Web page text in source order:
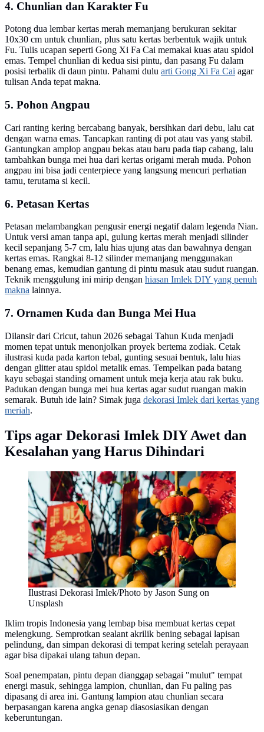
4. Chunlian dan Karakter Fu
Potong dua lembar kertas merah memanjang berukuran sekitar
10x30 cm untuk chunlian, plus satu kertas berbentuk wajik untuk
Fu. Tulis ucapan seperti Gong Xi Fa Cai memakai kuas atau spidol
emas. Tempel chunlian di kedua sisi pintu, dan pasang Fu dalam
posisi terbalik di daun pintu. Pahami dulu arti Gong Xi Fa Cai agar
tulisan Anda tepat makna.
5. Pohon Angpau
Cari ranting kering bercabang banyak, bersihkan dari debu, lalu cat
dengan warna emas. Tancapkan ranting di pot atau vas yang stabil.
Gantungkan amplop angpau bekas atau baru pada tiap cabang, lalu
tambahkan bunga mei hua dari kertas origami merah muda. Pohon
angpau ini bisa jadi centerpiece yang langsung mencuri perhatian
tamu, terutama si kecil.
6. Petasan Kertas
Petasan melambangkan pengusir energi negatif dalam legenda Nian.
Untuk versi aman tanpa api, gulung kertas merah menjadi silinder
kecil sepanjang 5-7 cm, lalu hias ujung atas dan bawahnya dengan
kertas emas. Rangkai 8-12 silinder memanjang menggunakan
benang emas, kemudian gantung di pintu masuk atau sudut ruangan.
Teknik menggulung ini mirip dengan hiasan Imlek DIY yang penuh
makna lainnya.
7. Ornamen Kuda dan Bunga Mei Hua
Dilansir dari Cricut, tahun 2026 sebagai Tahun Kuda menjadi
momen tepat untuk menonjolkan proyek bertema zodiak. Cetak
ilustrasi kuda pada karton tebal, gunting sesuai bentuk, lalu hias
dengan glitter atau spidol metalik emas. Tempelkan pada batang
kayu sebagai standing ornament untuk meja kerja atau rak buku.
Padukan dengan bunga mei hua kertas agar sudut ruangan makin
semarak. Butuh ide lain? Simak juga dekorasi Imlek dari kertas yang
meriah.
Tips agar Dekorasi Imlek DIY Awet dan
Kesalahan yang Harus Dihindari
Ilustrasi Dekorasi Imlek/Photo by Jason Sung on
Unsplash
Iklim tropis Indonesia yang lembap bisa membuat kertas cepat
melengkung. Semprotkan sealant akrilik bening sebagai lapisan
pelindung, dan simpan dekorasi di tempat kering setelah perayaan
agar bisa dipakai ulang tahun depan.
Soal penempatan, pintu depan dianggap sebagai "mulut" tempat
energi masuk, sehingga lampion, chunlian, dan Fu paling pas
dipasang di area ini. Gantung lampion atau chunlian secara
berpasangan karena angka genap diasosiasikan dengan
keberuntungan.